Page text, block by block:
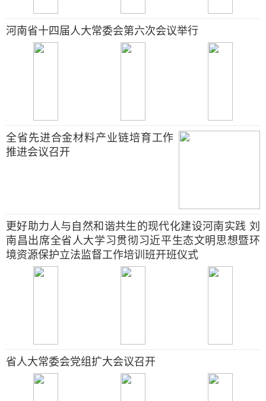
河南省十四届人大常委会第六次会议举行
全省先进合金材料产业链培育工作
推进会议召开
更好助力人与自然和谐共生的现代化建设河南实践 刘
南昌出席全省人大学习贯彻习近平生态文明思想暨环
境资源保护立法监督工作培训班开班仪式
省人大常委会党组扩大会议召开